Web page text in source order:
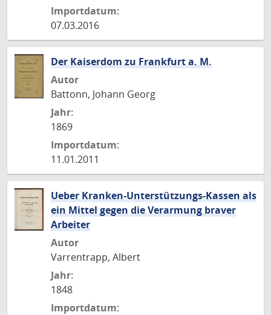
Importdatum:
07.03.2016
Der Kaiserdom zu Frankfurt a. M.
Autor
Battonn, Johann Georg
Jahr:
1869
Importdatum:
11.01.2011
Ueber Kranken-Unterstützungs-Kassen als
ein Mittel gegen die Verarmung braver
Arbeiter
Autor
Varrentrapp, Albert
Jahr:
1848
Importdatum: